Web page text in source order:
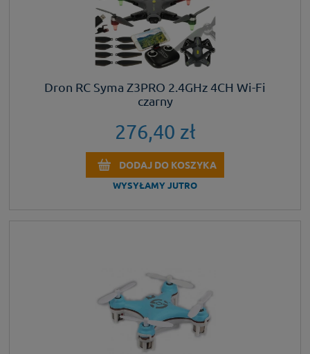
Dron RC Syma Z3PRO 2.4GHz 4CH Wi-Fi
czarny
276,40 zł
DODAJ DO KOSZYKA
WYSYŁAMY JUTRO